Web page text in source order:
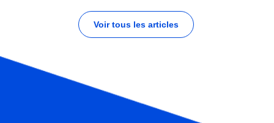
Voir tous les articles